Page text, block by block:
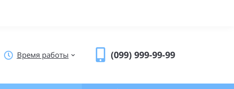
Время работы (099) 999-99-99